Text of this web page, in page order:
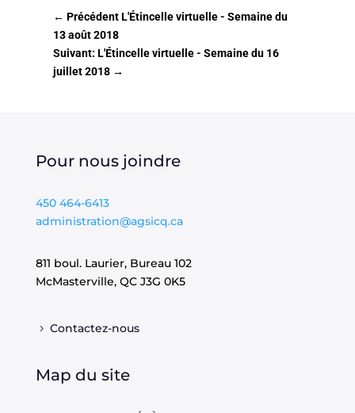
←Précédent L'Étincelle virtuelle - Semaine du
13 août 2018
Suivant: L'Étincelle virtuelle - Semaine du 16
juillet 2018 →
Pour nous joindre
450 464-6413
administration@agsicq.ca
811 boul. Laurier, Bureau 102
McMasterville, QC J3G 0K5
Contactez-nous
Map du site